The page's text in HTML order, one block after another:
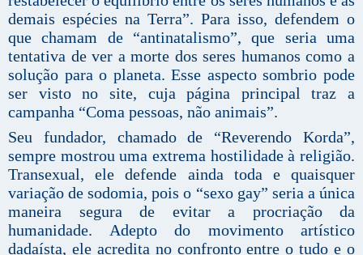
demais espécies na Terra”. Para isso, defendem o
que chamam de “antinatalismo”, que seria uma
tentativa de ver a morte dos seres humanos como a
solução para o planeta. Esse aspecto sombrio pode
ser visto no site, cuja página principal traz a
campanha “Coma pessoas, não animais”.
Seu fundador, chamado de “Reverendo Korda”,
sempre mostrou uma extrema hostilidade à religião.
Transexual, ele defende ainda toda e quaisquer
variação de sodomia, pois o “sexo gay” seria a única
maneira segura de evitar a procriação da
humanidade. Adepto do movimento artístico
dadaísta, ele acredita no confronto entre o tudo e o